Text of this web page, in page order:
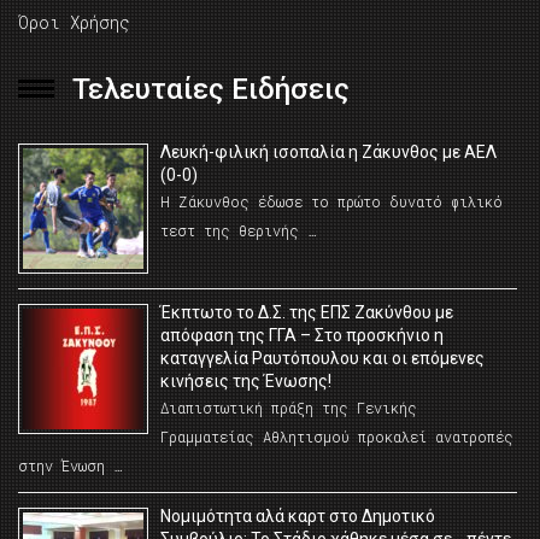
Όροι Χρήσης
Τελευταίες Ειδήσεις
Λευκή-φιλική ισοπαλία η Ζάκυνθος με ΑΕΛ
(0-0)
Η Ζάκυνθος έδωσε το πρώτο δυνατό φιλικό
τεστ της θερινής …
Έκπτωτο το Δ.Σ. της ΕΠΣ Ζακύνθου με
απόφαση της ΓΓΑ – Στο προσκήνιο η
καταγγελία Ραυτόπουλου και οι επόμενες
κινήσεις της Ένωσης!
Διαπιστωτική πράξη της Γενικής
Γραμματείας Αθλητισμού προκαλεί ανατροπές
στην Ένωση …
Νομιμότητα αλά καρτ στο Δημοτικό